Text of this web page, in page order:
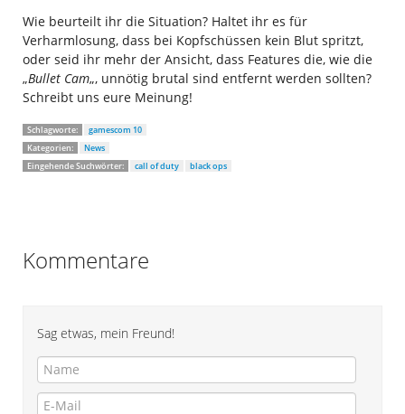
Wie beurteilt ihr die Situation? Haltet ihr es für
Verharmlosung, dass bei Kopfschüssen kein Blut spritzt,
oder seid ihr mehr der Ansicht, dass Features die, wie die
„Bullet Cam„, unnötig brutal sind entfernt werden sollten?
Schreibt uns eure Meinung!
Schlagworte:
gamescom 10
Kategorien:
News
Eingehende Suchwörter:
call of duty black ops
Kommentare
Sag etwas, mein Freund!